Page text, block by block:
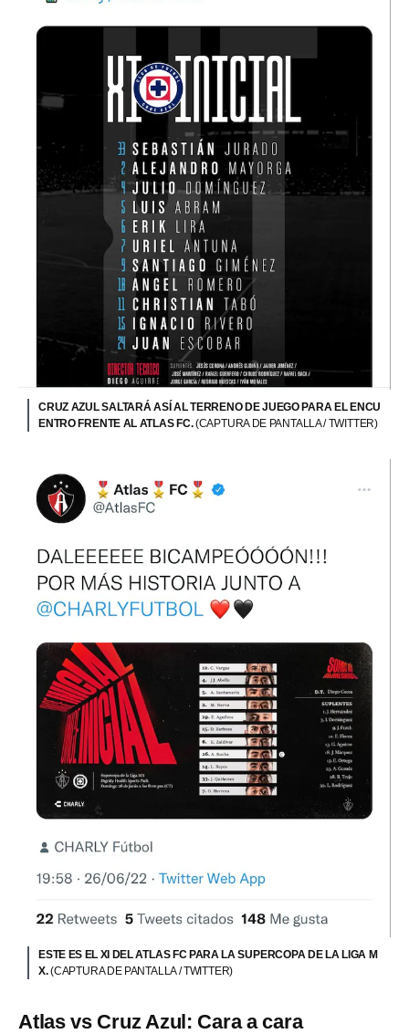
CRUZ AZUL SALTARÁ ASÍ AL TERRENO DE JUEGO PARA EL ENCU
ENTRO FRENTE AL ATLAS FC.(CAPTURA DE PANTALLA / TWITTER)
ESTE ES EL XI DEL ATLAS FC PARA LA SUPERCOPA DE LA LIGA M
X.(CAPTURA DE PANTALLA / TWITTER)
Atlas vs Cruz Azul: Cara a cara